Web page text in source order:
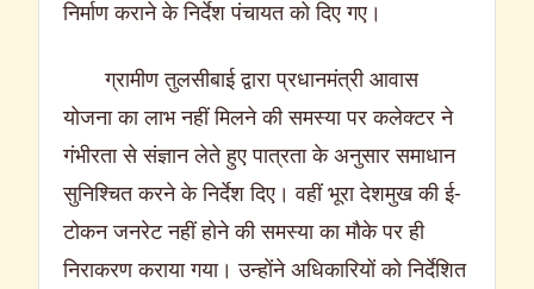
निर्माण कराने के निर्देश पंचायत को दिए गए।
ग्रामीण तुलसीबाई द्वारा प्रधानमंत्री आवास
योजना का लाभ नहीं मिलने की समस्या पर कलेक्टर ने
गंभीरता से संज्ञान लेते हुए पात्रता के अनुसार समाधान
सुनिश्चित करने के निर्देश दिए। वहीं भूरा देशमुख की ई-
टोकन जनरेट नहीं होने की समस्या का मौके पर ही
निराकरण कराया गया। उन्होंने अधिकारियों को निर्देशित